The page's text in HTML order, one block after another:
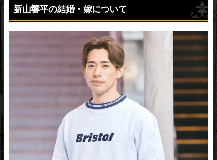
新山響平の結婚・嫁について